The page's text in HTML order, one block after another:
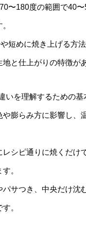
〜180度の範囲で40
短めに焼き上げる方
と仕上がりの特徴が
いを理解するための基
膨らみ方に影響し、
シピ通りに焼くだ
。
サつき、中央だけ
。